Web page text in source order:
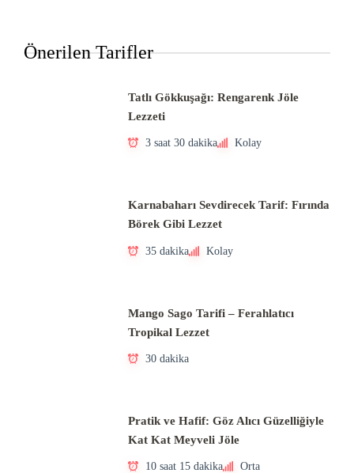
Önerilen Tarifler
Tatlı Gökkuşağı: Rengarenk Jöle
Lezzeti
3 saat 30 dakika Kolay
Karnabaharı Sevdirecek Tarif: Fırında
Börek Gibi Lezzet
35 dakika Kolay
Mango Sago Tarifi – Ferahlatıcı
Tropikal Lezzet
30 dakika
Pratik ve Hafif: Göz Alıcı Güzelliğiyle
Kat Kat Meyveli Jöle
10 saat 15 dakika Orta